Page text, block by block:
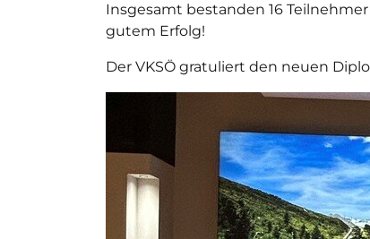
Insgesamt bestanden 16
gutem Erfolg!
Der VKSÖ gratuliert den neuen